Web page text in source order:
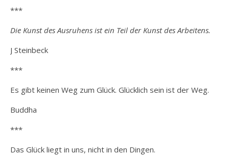
***
Die Kunst des Ausruhens ist ein Teil der Kunst des Arbeitens.
J Steinbeck
***
Es gibt keinen Weg zum Glück. Glücklich sein ist der Weg.
Buddha
***
Das Glück liegt in uns, nicht in den Dingen.